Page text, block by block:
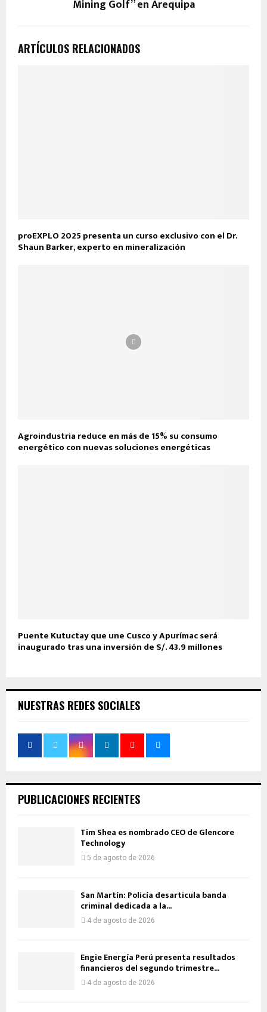
Mining Golf” en Arequipa
ARTÍCULOS RELACIONADOS
proEXPLO 2025 presenta un curso exclusivo con el Dr.
Shaun Barker, experto en mineralización
Agroindustria reduce en más de 15% su consumo
energético con nuevas soluciones energéticas
Puente Kutuctay que une Cusco y Apurímac será
inaugurado tras una inversión de S/. 43.9 millones
NUESTRAS REDES SOCIALES
PUBLICACIONES RECIENTES
Tim Shea es nombrado CEO de Glencore
Technology
5 de agosto de 2026
San Martín: Policía desarticula banda
criminal dedicada a la...
4 de agosto de 2026
Engie Energía Perú presenta resultados
financieros del segundo trimestre...
4 de agosto de 2026